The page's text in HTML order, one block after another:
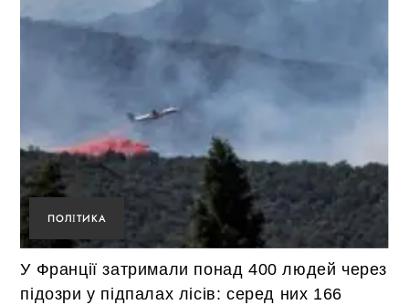
ПОЛІТИКА
У Франції затримали понад 400 людей через
підозри у підпалах лісів: серед них 166